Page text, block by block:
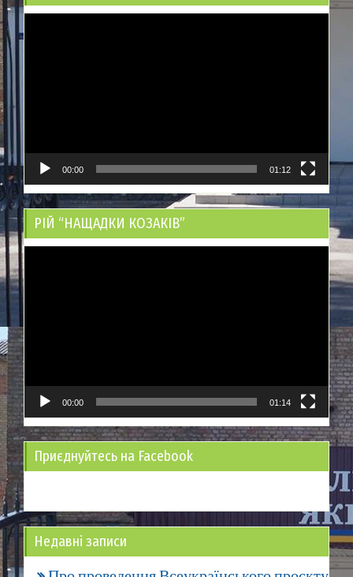
00:00 01:12
РІЙ “НАЩАДКИ КОЗАКІВ”
00:00 01:14
Приєднуйтесь на Facebook
Недавні записи